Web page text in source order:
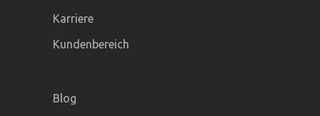
Karriere
Kundenbereich
Blog